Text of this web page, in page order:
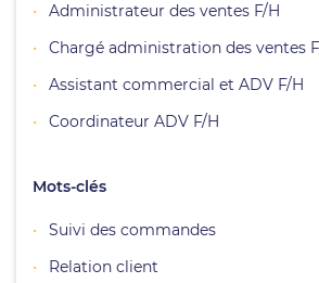
Administrateur des ventes F/H
Chargé administration des ventes
Assistant commercial et ADV F/H
Coordinateur ADV F/H
Mots-clés
Suivi des commandes
Relation client